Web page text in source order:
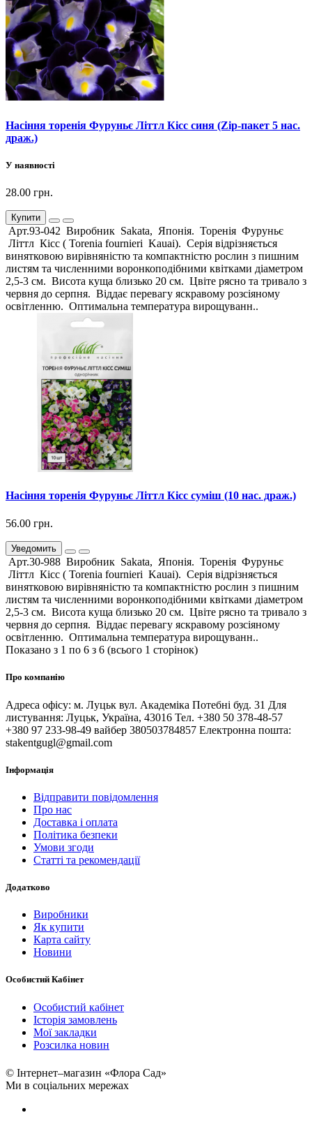
Насіння торенія Фуруньє Літтл Кісс синя (Zip-пакет 5 нас.
драж.)
У наявності
28.00 грн.
Купити
Арт.93-042 Виробник Sakata, Японія. Торенія Фуруньє
Літтл Кісс ( Torenia fournieri Kauai). Серія відрізняється
винятковою вирівняністю та компактністю рослин з пишним
листям та численними воронкоподібними квітками діаметром
2,5-3 см. Висота куща близько 20 см. Цвіте рясно та тривало з
червня до серпня. Віддає перевагу яскравому розсіяному
освітленню. Оптимальна температура вирощуванн..
Насіння торенія Фуруньє Літтл Кісс суміш (10 нас. драж.)
56.00 грн.
Уведомить
Арт.30-988 Виробник Sakata, Японія. Торенія Фуруньє
Літтл Кісс ( Torenia fournieri Kauai). Серія відрізняється
винятковою вирівняністю та компактністю рослин з пишним
листям та численними воронкоподібними квітками діаметром
2,5-3 см. Висота куща близько 20 см. Цвіте рясно та тривало з
червня до серпня. Віддає перевагу яскравому розсіяному
освітленню. Оптимальна температура вирощуванн..
Показано з 1 по 6 з 6 (всього 1 сторінок)
Про компанію
Адреса офісу: м. Луцьк вул. Академіка Потебні буд. 31 Для
листування: Луцьк, Україна, 43016 Тел. +380 50 378-48-57
+380 97 233-98-49 вайбер 380503784857 Електронна пошта:
stakentgugl@gmail.com
Інформація
Відправити повідомлення
Про нас
Доставка і оплата
Політика безпеки
Умови згоди
Статті та рекомендації
Додатково
Виробники
Як купити
Карта сайту
Новини
Особистий Кабінет
Особистий кабінет
Історія замовлень
Мої закладки
Розсилка новин
© Інтернет–магазин «Флора Сад»
Ми в соціальних мережах